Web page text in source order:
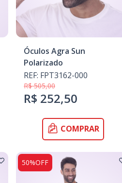
Óculos Agra Sun
Polarizado
REF: FPT3162-000
R$ 505,00
R$ 252,50
COMPRAR
50%OFF